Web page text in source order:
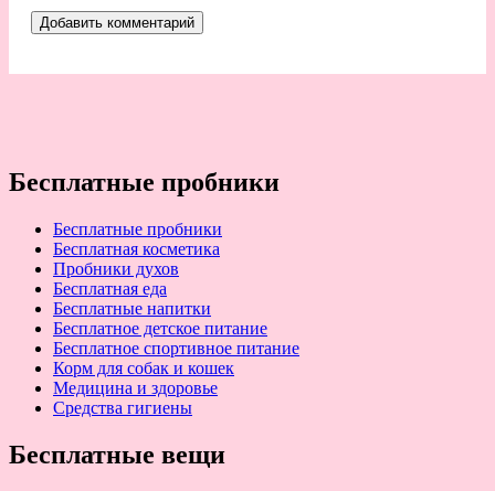
Бесплатные пробники
Бесплатные пробники
Бесплатная косметика
Пробники духов
Бесплатная еда
Бесплатные напитки
Бесплатное детское питание
Бесплатное спортивное питание
Корм для собак и кошек
Медицина и здоровье
Средства гигиены
Бесплатные вещи